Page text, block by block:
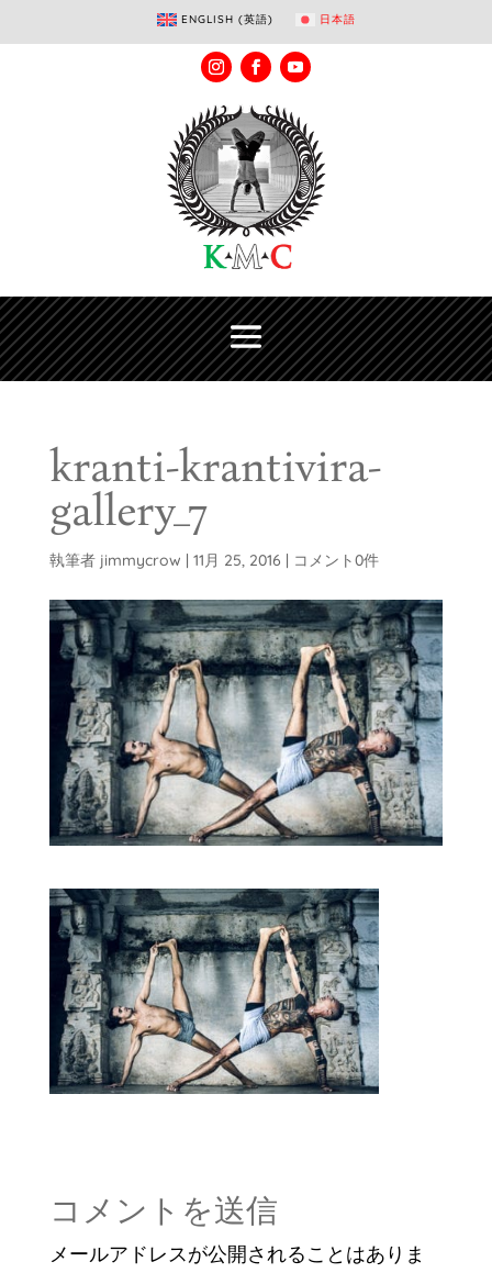
ENGLISH (英語) 日本語
kranti-krantivira-
gallery_7
執筆者 jimmycrow | 11月 25, 2016 | コメント0件
コメントを送信
メールアドレスが公開されることはありま